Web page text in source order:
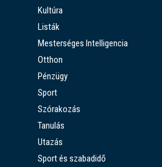
Kultúra
Listák
Mesterséges Intelligencia
Otthon
Pénzügy
Sport
Szórakozás
Tanulás
Utazás
Sport és szabadidő